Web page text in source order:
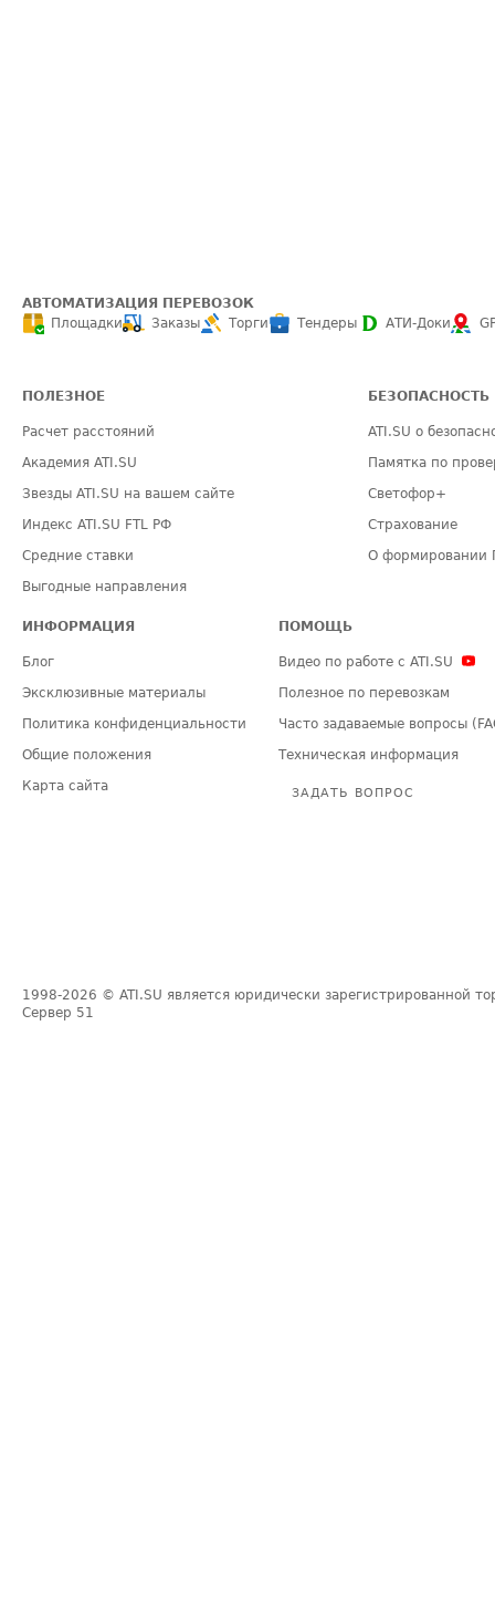
АВТОМАТИЗАЦИЯ ПЕРЕВОЗОК
Площадки
Заказы Торги Тендеры АТИ-Доки
ПОЛЕЗНОЕ
Расчет расстояний
Академия ATI.SU
Звезды ATI.SU на вашем сайте
Индекс ATI.SU FTL РФ
Средние ставки
Выгодные направления
БЕЗОПАСНОСТЬ
ATI.SU о
Памятка по
Светофор+
Страхование
О формировании
ИНФОРМАЦИЯ
Блог
Эксклюзивные материалы
Политика конфиденциальности
Общие положения
Карта сайта
ПОМОЩЬ
Видео по работе с ATI.SU
Полезное по перевозкам
Часто задаваемые вопросы
Техническая информация
ЗАДАТЬ ВОПРОС
1998-2026 © ATI.SU является юридически зарегистрированной
Сервер 51